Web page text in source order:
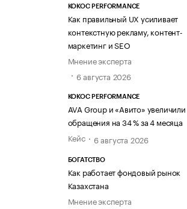
KOKOC PERFORMANCE
Как правильный UX усиливает
контекстную рекламу, контент-
маркетинг и SEO
Мнение эксперта
6 августа 2026
KOKOC PERFORMANCE
AVA Group и «Авито» увеличили
обращения на 34 % за 4 месяца
Кейс
6 августа 2026
БОГАТСТВО
Как работает фондовый рынок
Казахстана
Мнение эксперта